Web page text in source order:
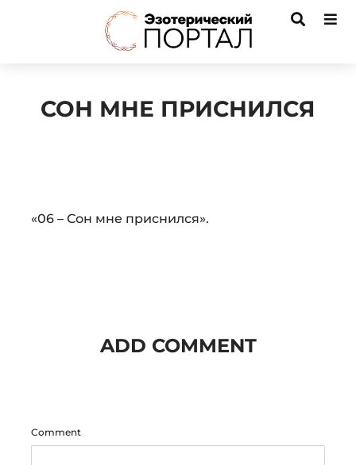
СОН МНЕ ПРИСНИЛСЯ
Audio
«06 – Сон мне приснился».
ADD COMMENT
Comment